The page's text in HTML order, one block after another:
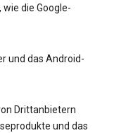
die Google-
und das Android-
Drittanbietern
und das